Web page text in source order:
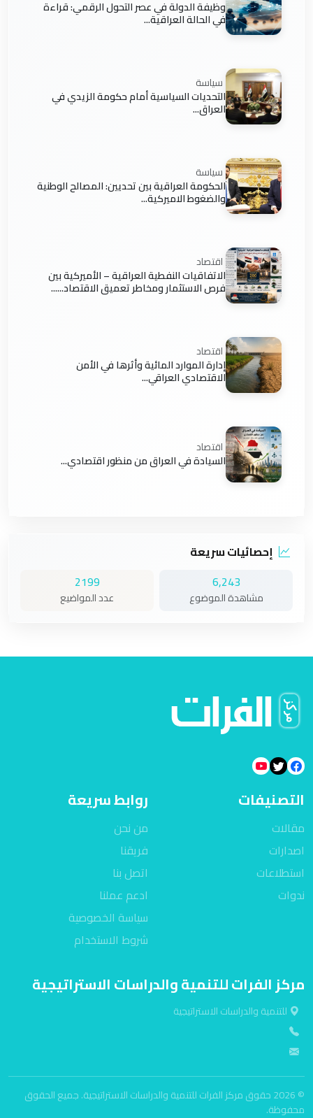
وظيفة الدولة في عصر التحول الرقمي: قراءة
في الحالة العراقية...
سياسة
التحديات السياسية أمام حكومة الزيدي في
العراق...
سياسة
الحكومة العراقية بين تحديين: المصالح الوطنية
والضغوط الاميركية...
اقتصاد
الاتفاقيات النفطية العراقية – الأميركية بين
فرص الاستثمار ومخاطر تعميق الاقتصاد......
اقتصاد
إدارة الموارد المائية وأثرها في الأمن
الاقتصادي العراقي...
اقتصاد
السيادة في العراق من منظور اقتصادي...
إحصائيات سريعة
6,243
مشاهدة الموضوع
2199
عدد المواضيع
التصنيفات
مقالات
اصدارات
استطلاعات
ندوات
روابط سريعة
من نحن
فريقنا
اتصل بنا
ادعم عملنا
سياسة الخصوصية
شروط الاستخدام
مركز الفرات للتنمية والدراسات الاستراتيجية
للتنمية والدراسات الاستراتيجية
© 2026 حقوق مركز الفرات للتنمية والدراسات الاستراتيجية. جميع الحقوق
محفوظة.